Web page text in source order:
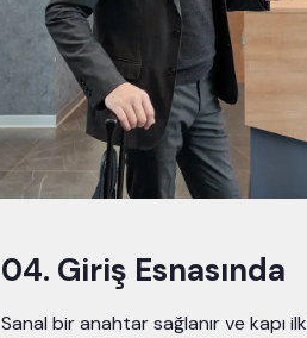
04. Giriş Esnasında
Sanal bir anahtar sağlanır ve kapı